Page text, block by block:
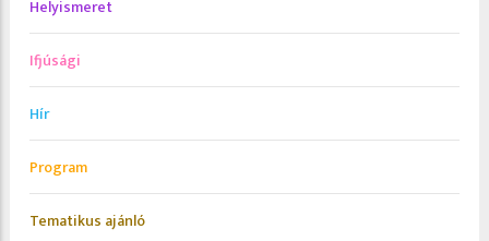
Helyismeret
Ifjúsági
Hír
Program
Tematikus ajánló